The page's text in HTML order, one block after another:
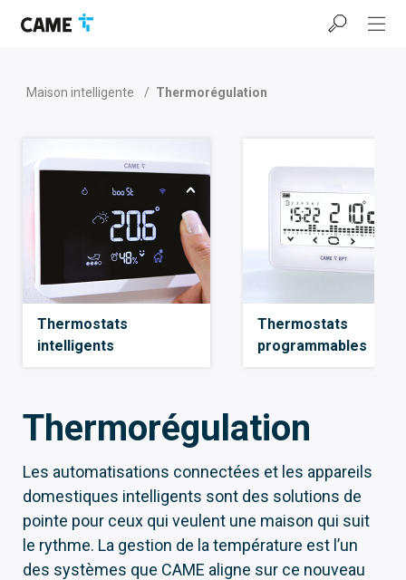
page
Maison intelligente / Thermorégulation
Thermostats
intelligents
Thermostats
programmables
Thermorégulation
Les automatisations connectées et les appareils
domestiques intelligents sont des solutions de
pointe pour ceux qui veulent une maison qui suit
le rythme. La gestion de la température est l’un
des systèmes que CAME aligne sur ce nouveau